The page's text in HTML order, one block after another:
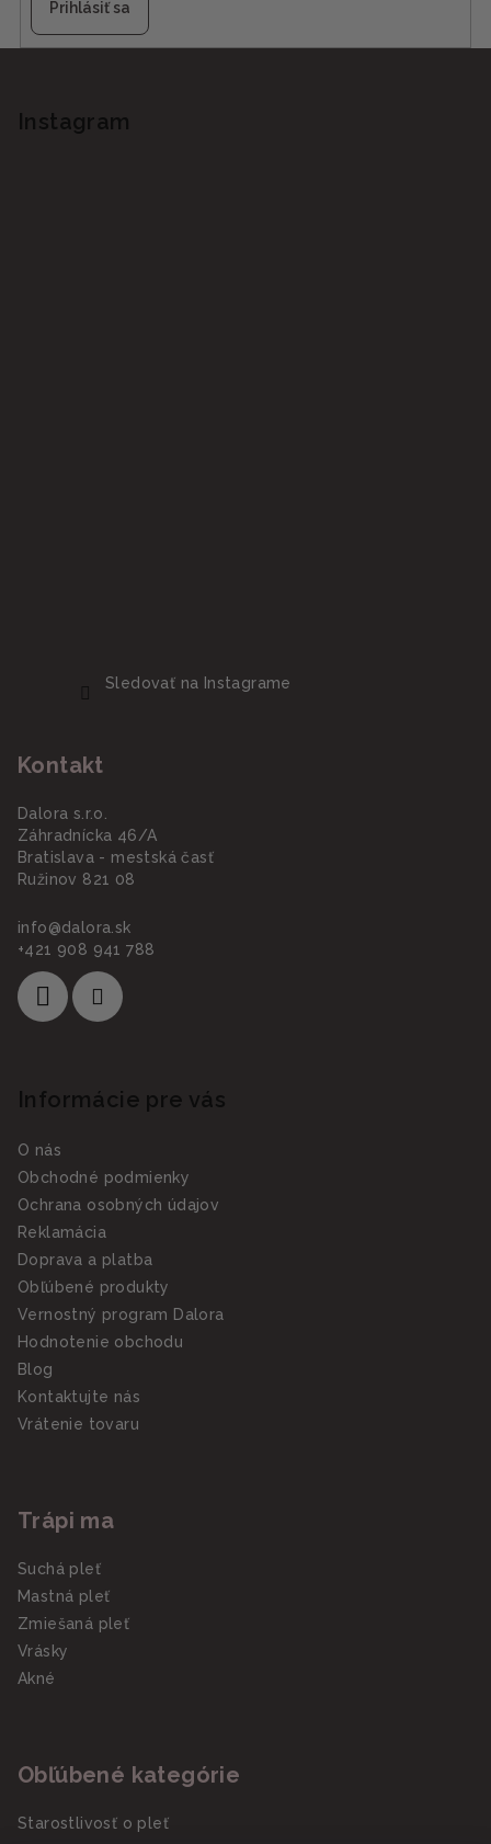
Prihlásiť sa
Instagram
Sledovať na Instagrame
Kontakt
Dalora s.r.o.
Záhradnícka 46/A
Bratislava - mestská časť
Ružinov 821 08
info@dalora.sk
+421 908 941 788
Informácie pre vás
O nás
Obchodné podmienky
Ochrana osobných údajov
Reklamácia
Doprava a platba
Obľúbené produkty
Vernostný program Dalora
Hodnotenie obchodu
Blog
Kontaktujte nás
Vrátenie tovaru
Trápi ma
Suchá pleť
Mastná pleť
Zmiešaná pleť
Vrásky
Akné
Obľúbené kategórie
Starostlivosť o pleť